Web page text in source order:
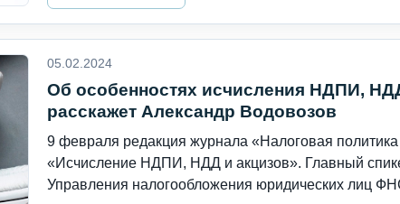
05.02.2024
Об особенностях исчисления НДПИ,
расскажет Александр Водовозов
9 февраля редакция журнала «Налоговая
«Исчисление НДПИ, НДД и акцизов». Главный
Управления налогообложения юридических лиц